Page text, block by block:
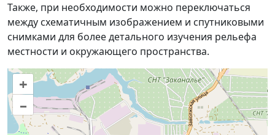
Также, при необходимости можно переключаться
между схематичным изображением и спутниковыми
снимками для более детального изучения рельефа
местности и окружающего пространства.
+
–